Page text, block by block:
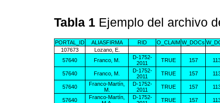
Tabla 1 Ejemplo del archivo
PORTAL_ID ALIASFIRMA RID O_CLAIM W_DOCs
107673
Lozano, E.
57640
Franco, M.
D-1752-
2011
TRUE 157
57640 Franco, M.
D-1752-
2011
TRUE 157
57640
Franco-Martín,
M.
D-1752-
2011
TRUE 157
57640
Franco-Martín,
D-1752-
TRUE 157